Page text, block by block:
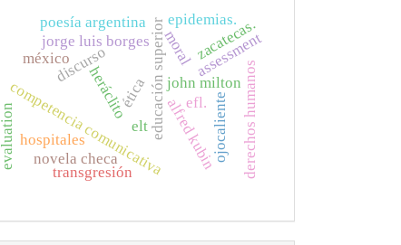
discurso
competencia comunicativa
educación superior
jorge luis borges
heráclito john milton
poesía argentina
derechos humanos
ética
moral
méxico
alfred kubin
novela checa
assessment
evaluation elt
efl. ojocaliente
zacatecas.
hospitales
epidemias.
transgresión